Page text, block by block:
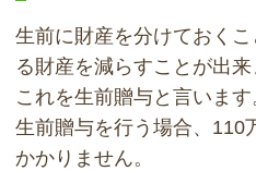
生前に財産を分けておく
る財産を減らすことが出来
これを生前贈与と言います
生前贈与を行う場合、110
かかりません。